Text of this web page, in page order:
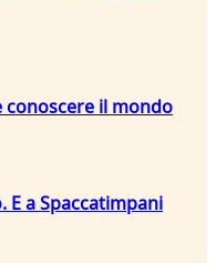
conoscere il mondo
E a Spaccatimpani